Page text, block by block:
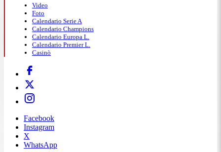
Video
Foto
Calendario Serie A
Calendario Champions
Calendario Europa L.
Calendario Premier L.
Casinò
Facebook
Instagram
X
WhatsApp